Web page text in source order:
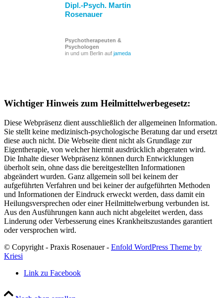
Dipl.-Psych. Martin
Rosenauer
Psychotherapeuten &
Psychologen
in und um Berlin auf jameda
Wichtiger Hinweis zum Heilmittelwerbegesetz:
Diese Webpräsenz dient ausschließlich der allgemeinen Information.
Sie stellt keine medizinisch-psychologische Beratung dar und ersetzt
diese auch nicht. Die Webseite dient nicht als Grundlage zur
Eigentherapie, von welcher hiermit ausdrücklich abgeraten wird.
Die Inhalte dieser Webpräsenz können durch Entwicklungen
überholt sein, ohne dass die bereitgestellten Informationen
abgeändert wurden. Ganz allgemein soll bei keinem der
aufgeführten Verfahren und bei keiner der aufgeführten Methoden
und Informationen der Eindruck erweckt werden, dass damit ein
Heilungsversprechen oder einer Heilmittelwerbung verbunden ist.
Aus den Ausführungen kann auch nicht abgeleitet werden, dass
Linderung oder Verbesserung eines Krankheitszustandes garantiert
oder versprochen wird.
© Copyright - Praxis Rosenauer - Enfold WordPress Theme by
Kriesi
Link zu Facebook